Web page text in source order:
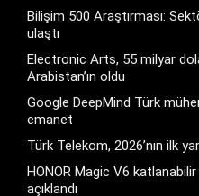
Bilişim 500 Araştırması:
ulaştı
Electronic Arts, 55 milyar
Arabistan’ın oldu
Google DeepMind Türk
emanet
Türk Telekom, 2026’nın ilk
HONOR Magic V6
açıklandı